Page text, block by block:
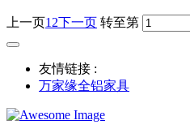
上一页1 2下一页 转至第
友情链接 :
万家缘全铝家具